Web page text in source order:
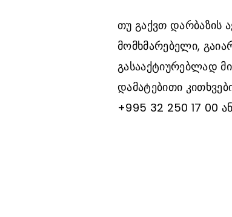
თუ გაქვთ დარბაზის
მომხმარებელი,
გასააქტიურებლად
დამატებითი
+995 32 250 17 00